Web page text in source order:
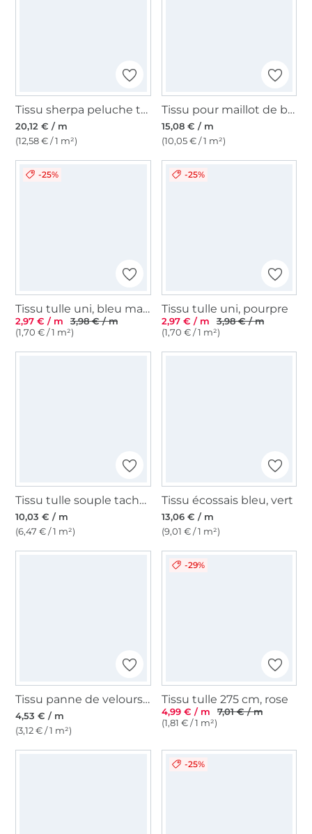
Tissu sherpa peluche teddy Flower Love, beige
20,12 € / m
(12,58 € / 1 m²)
Tissu pour maillot de bain albâtre
15,08 € / m
(10,05 € / 1 m²)
-25%
Tissu tulle uni, bleu marine
2,97 € / m
3,98 € / m
(1,70 € / 1 m²)
-25%
Tissu tulle uni, pourpre
2,97 € / m
3,98 € / m
(1,70 € / 1 m²)
Tissu tulle souple taches argentés Glitter Spots, multicolore
10,03 € / m
(6,47 € / 1 m²)
Tissu écossais bleu, vert
13,06 € / m
(9,01 € / 1 m²)
Tissu panne de velours, bleu
4,53 € / m
(3,12 € / 1 m²)
-29%
Tissu tulle 275 cm, rose
4,99 € / m
7,01 € / m
(1,81 € / 1 m²)
-25%